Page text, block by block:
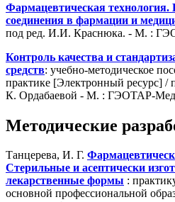
Фармацевтическая
соединения в фармации и
под ред. И.И. Краснюка. - М. :
Контроль качества и
средств: учебно-методическое
практике [Электронный ресурс] /
К. Ордабаевой - М. : ГЭОТАР-
Методические
Танцерева, И. Г.
Стерильные и асептически
лекарственные формы :
основной профессиональной